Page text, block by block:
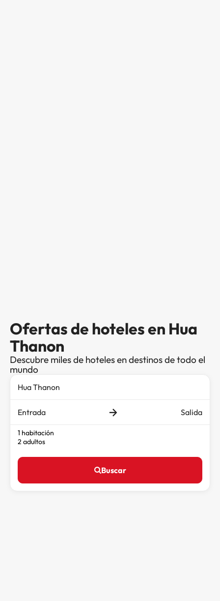
Ofertas de hoteles en Hua
Thanon
Descubre miles de hoteles en destinos de todo el
mundo
Entrada Salida
1 habitación
2 adultos
Buscar